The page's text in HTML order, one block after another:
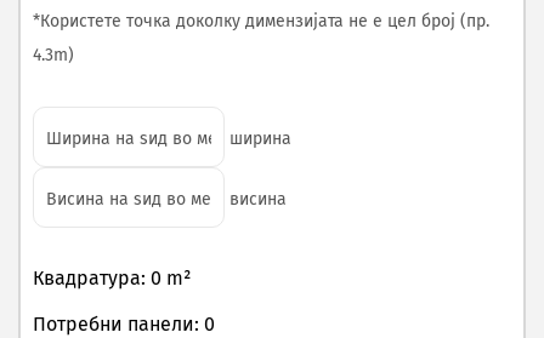
*Користете точка доколку димензијата не е цел број (пр.
4.3m)
ширина
висина
Квадратура: 0 m²
Потребни панели: 0